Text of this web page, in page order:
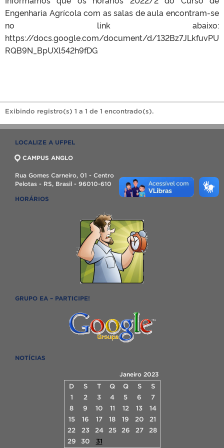
Engenharia Agrícola com as salas de aula encontram-se
no link abaixo:
https://docs.google.com/document/d/132Bz7JLkfuvPU
RQB9N_BpUXl542h9fDG
Exibindo registro(s) 1 a 1 de 1 encontrado(s).
LOCALIZE A UFPEL
CAMPUS ANGLO
Rua Gomes Carneiro, 01 - Centro
Pelotas - RS, Brasil - 96010-610
HORÁRIOS
GRUPO EA – PARTICIPE!
NOTÍCIAS
Janeiro 2023
D S T Q Q S
S
1
2 3 4 5 6
7
8
9 10 11 12 13
14
15
16 17 18 19 20
21
22
23 24 25 26 27
28
29
30 31